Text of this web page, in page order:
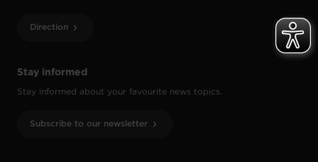
Stay informed
Stay informed about your favourite news topics.
Subscribe to our newsletter
Direction